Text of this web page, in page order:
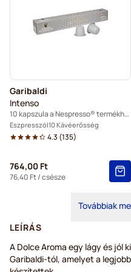
Garibaldi
Intenso
10 kapszula a Nespresso® termékhez
Eszpresszó 10 Kávéerősség
4.3 (135)
764,00 Ft
76,40 Ft/ csésze
Továbbiak
LEÍRÁS
A Dolce Aroma egy lágy és jól
Garibaldi-tól, amelyet a